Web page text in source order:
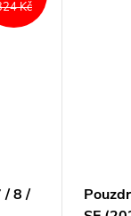
Kč
/ 8 /